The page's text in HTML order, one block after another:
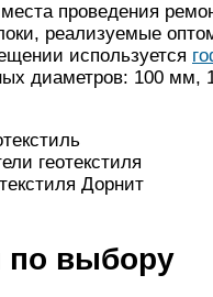
проведения
реализуемые
используется
диаметров: 100
геотекстиля
Дорнит
по выбору